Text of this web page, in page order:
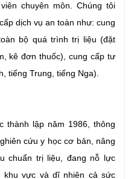
chuyên môn. Chúng tôi
dịch vụ an toàn như: cung
bộ quá trình trị liệu (đặt
kê đơn thuốc), cung cấp tư
tiếng Trung, tiếng Nga).
thành lập năm 1986, thông
cứu y học cơ bản, nâng
chuẩn trị liệu, đang nỗ lực
khu vực và dĩ nhiên cả sức